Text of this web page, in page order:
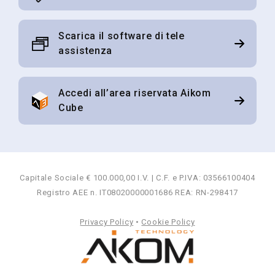
Scarica il software di tele
assistenza
Accedi all’area riservata Aikom
Cube
Capitale Sociale € 100.000,00 I.V. | C.F. e P.IVA: 03566100404
Registro AEE n. IT08020000001686 REA: RN-298417
Privacy Policy • Cookie Policy